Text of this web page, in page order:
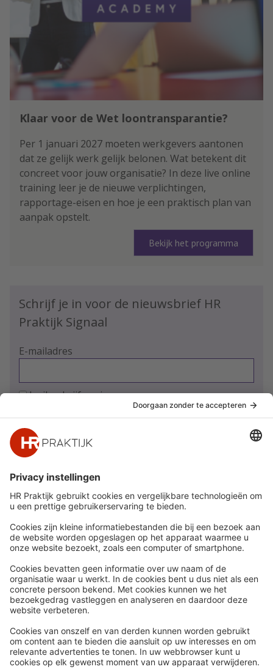
Klaar voor de Wet loontransparantie?
Per 1 januari 2027 moeten werkgevers aantonen
dat ze gelijk werk gelijk belonen. Wat betekent dit
concreet voor jouw organisatie? In deze live online
training leer je de nieuwe verplichtingen,
rapportage-eisen en hoe je een praktisch plan van
aanpak opstelt.
Bekijk het programma
Schrijf je in voor de nieuwsbrief HR
Praktijk Signaal
E-mailadres
Ja, ik schrijf me in
Snel naar
Nieuws
Whitepapers
Webinars
Word lid
Contact
Meer
HR Academy
HR Podcast
CHRO
HR Day
Volg Ons